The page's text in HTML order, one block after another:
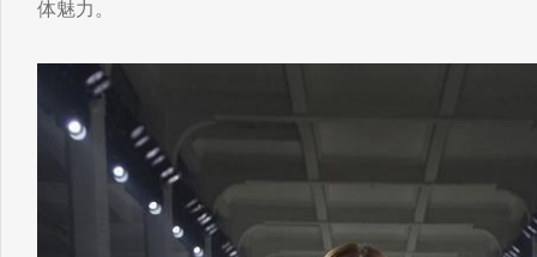
体魅力。